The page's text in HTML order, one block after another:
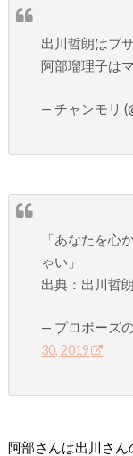
出川哲朗はブ
阿部瑠理子は
— チャンモリ
「あなたを心
ゃい」
出典：出川哲
— プロポーズ
30, 2019
阿部さんは出川さん